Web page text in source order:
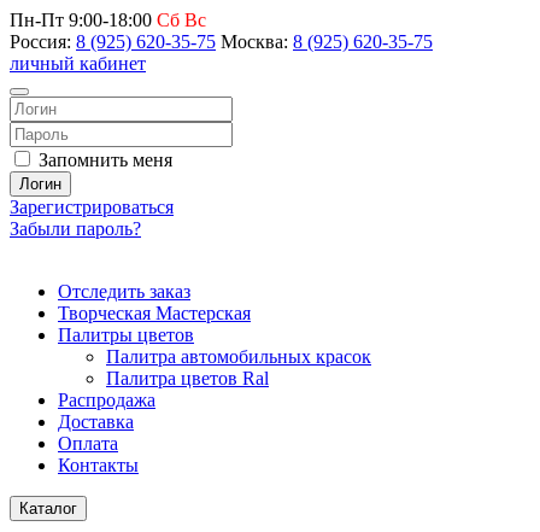
Пн-Пт 9:00-18:00 Сб Вс
Россия: 8 (925) 620-35-75 Москва: 8 (925) 620-35-75
личный кабинет
Запомнить меня
Логин
Зарегистрироваться
Забыли пароль?
Отследить заказ
Творческая Мастерская
Палитры цветов
Палитра автомобильных красок
Палитра цветов Ral
Распродажа
Доставка
Оплата
Контакты
Каталог